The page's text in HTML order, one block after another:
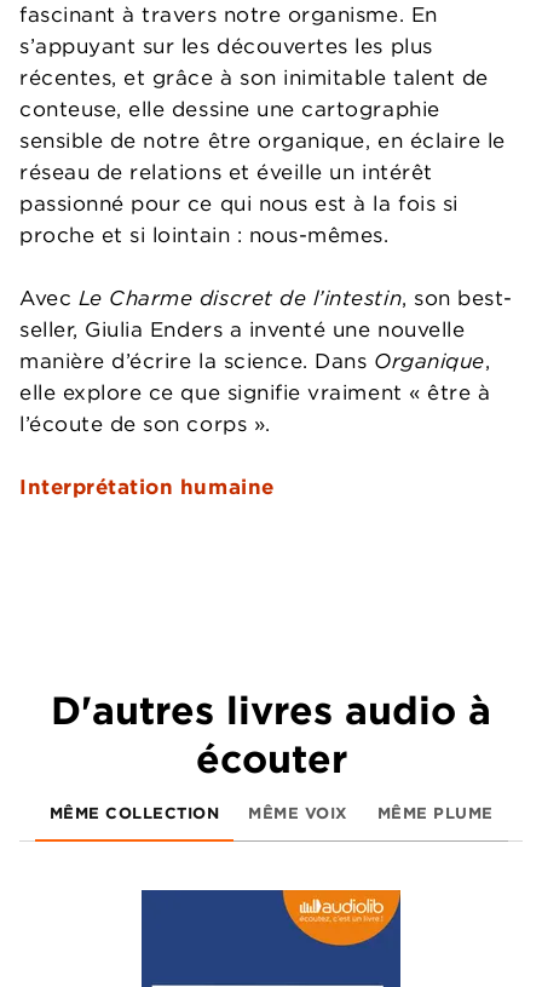
fascinant à travers notre organisme. En
s’appuyant sur les découvertes les plus
récentes, et grâce à son inimitable talent de
conteuse, elle dessine une cartographie
sensible de notre être organique, en éclaire le
réseau de relations et éveille un intérêt
passionné pour ce qui nous est à la fois si
proche et si lointain : nous-mêmes.
Avec Le Charme discret de l’intestin, son best-
seller, Giulia Enders a inventé une nouvelle
manière d’écrire la science. Dans Organique,
elle explore ce que signifie vraiment « être à
l’écoute de son corps ».
Interprétation humaine
D'autres livres audio à
écouter
MÊME COLLECTION MÊME VOIX MÊME PLUME